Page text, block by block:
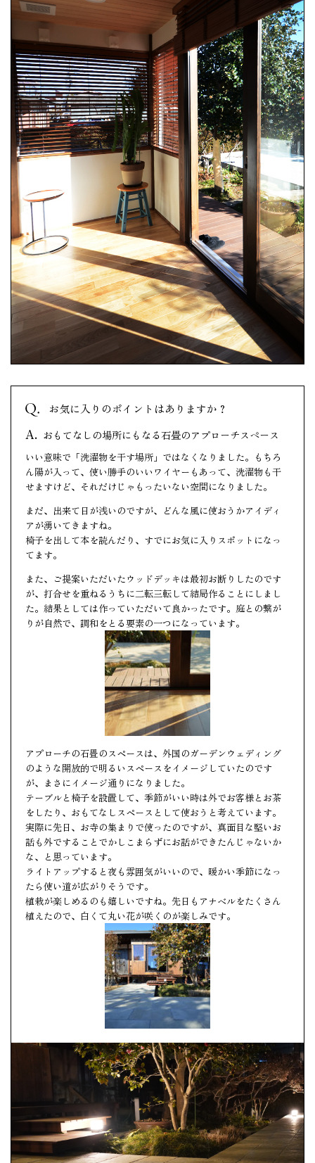
お気に入りのポイントはありますか？
おもてなしの場所にもなる石畳のアプローチスペース
いい意味で「洗濯物を干す場所」ではなくなりました。もちろ
ん陽が入って、使い勝手のいいワイヤーもあって、洗濯物も干
せますけど、それだけじゃもったいない空間になりました。
まだ、出来て日が浅いのですが、どんな風に使おうかアイディ
アが湧いてきますね。
椅子を出して本を読んだり、すでにお気に入りスポットになっ
てます。
また、ご提案いただいたウッドデッキは最初お断りしたのです
が、打合せを重ねるうちに二転三転して結局作ることにしまし
た。結果としては作っていただいて良かったです。庭との繋が
りが自然で、調和をとる要素の一つになっています。
アプローチの石畳のスペースは、外国のガーデンウェディング
のような開放的で明るいスペースをイメージしていたのです
が、まさにイメージ通りになりました。
テーブルと椅子を設置して、季節がいい時は外でお客様とお茶
をしたり、おもてなしスペースとして使おうと考えています。
実際に先日、お寺の集まりで使ったのですが、真面目な堅いお
話も外ですることでかしこまらずにお話ができたんじゃないか
な、と思っています。
ライトアップすると夜も雰囲気がいいので、暖かい季節になっ
たら使い道が広がりそうです。
植栽が楽しめるのも嬉しいですね。先日もアナベルをたくさん
植えたので、白くて丸い花が咲くのが楽しみです。